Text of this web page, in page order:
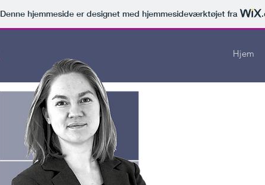
Denne hjemmeside er designet med hjemmesideværktøjet fra
Hjem